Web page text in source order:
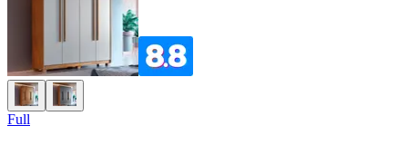
Full